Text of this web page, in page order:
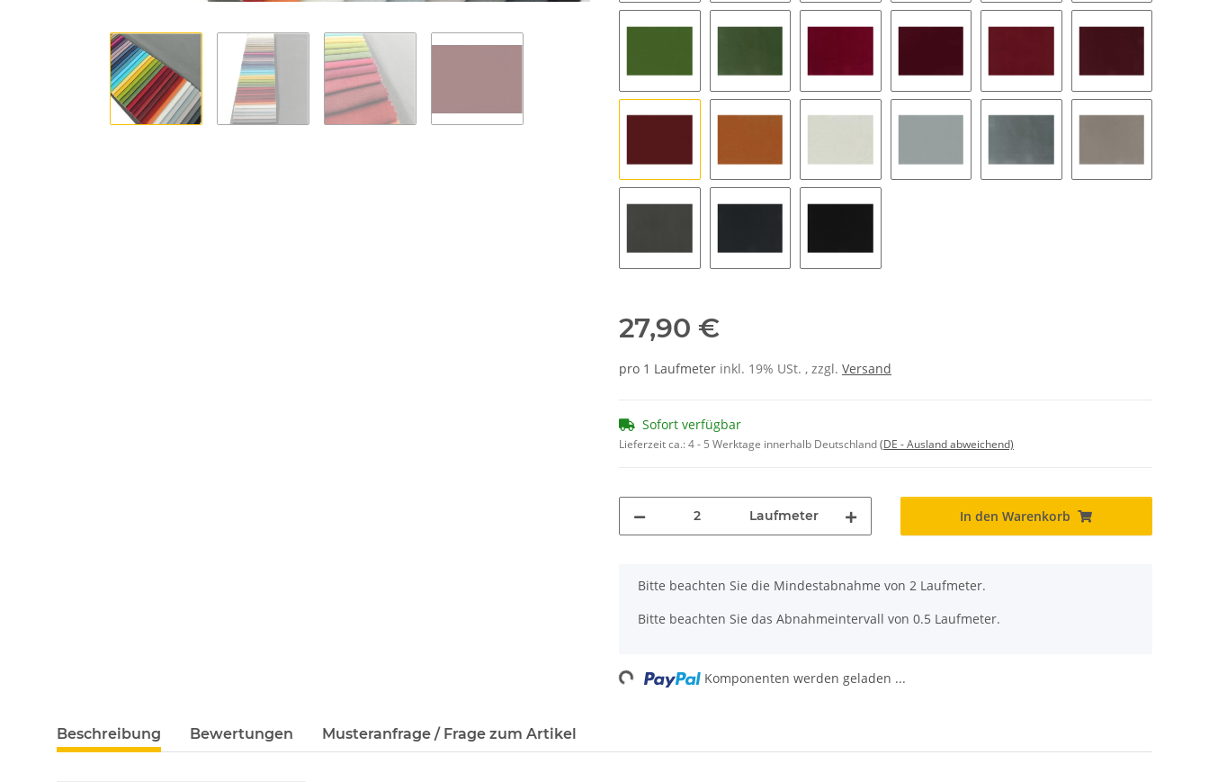
57 17 58 25 35 38
28 48 33 63 43 53
23 49 16
27,90 €
pro 1 Laufmeter inkl. 19% USt. , zzgl. Versand
Sofort verfügbar
Lieferzeit ca.:4 - 5 Werktage innerhalb Deutschland(DE - Ausland abweichend)
Laufmeter In den Warenkorb
x
Bitte beachten Sie die Mindestabnahme von 2 Laufmeter.
Bitte beachten Sie das Abnahmeintervall von 0.5 Laufmeter.
Loading... Komponenten werden geladen ...
Beschreibung Bewertungen Musteranfrage / Frage zum Artikel